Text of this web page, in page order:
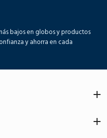
bajos en globos y productos
y ahorra en cada